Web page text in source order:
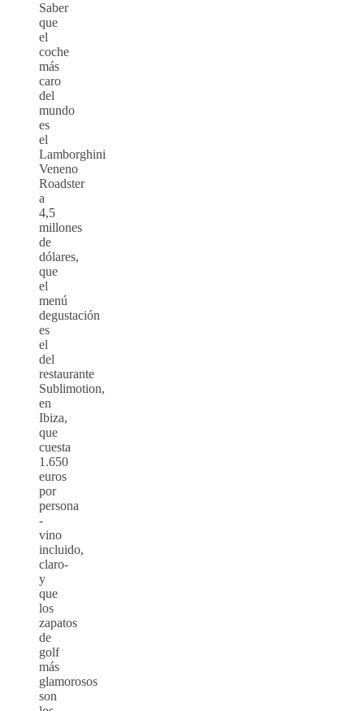
Saber
que
el
coche
más
caro
del
mundo
es
el
Lamborghini
Veneno
Roadster
a
4,5
millones
de
dólares,
que
el
menú
degustación
es
el
del
restaurante
Sublimotion,
en
Ibiza,
que
cuesta
1.650
euros
por
persona
-
vino
incluido,
claro-
y
que
los
zapatos
de
golf
más
glamorosos
son